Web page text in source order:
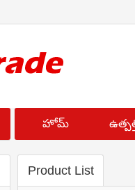
హోమ్
Product List